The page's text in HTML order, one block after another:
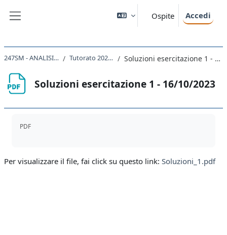
Ospite Accedi
247SM - ANALISI 1 2023 Tutorato 2023 M - Z Soluzioni esercitazione 1 - 16/10/2023
Soluzioni esercitazione 1 - 16/10/2023
PDF
Per visualizzare il file, fai click su questo link: Soluzioni_1.pdf